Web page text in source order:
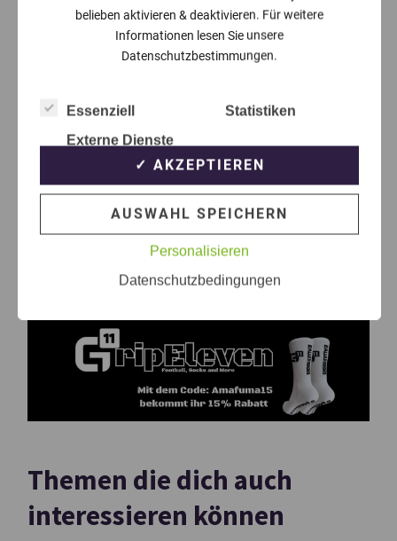
Themen die dich auch
interessieren können
belieben aktivieren & deaktivieren. Für weitere
Informationen lesen Sie unsere
Datenschutzbestimmungen.
Essenziell
Statistiken
Externe Dienste
✓ AKZEPTIEREN
AUSWAHL SPEICHERN
Personalisieren
Datenschutzbedingungen